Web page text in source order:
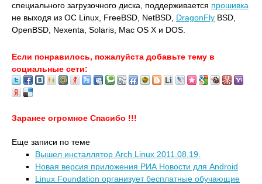
специального загрузочного диска, поддерживается прошивка
не выходя из ОС Linux, FreeBSD, NetBSD, DragonFly BSD,
OpenBSD, Nexenta, Solaris, Mac OS X и DOS.
Если понравилось, пожалуйста добавьте тему в
социальные сети:
Заранее огромное Спасибо !!!
Еще записи по теме
Вышел инсталлятор Arch Linux 2011.08.19.
Новая версия приложения РИА Новости для Android
Linux Foundation организует бесплатные обучающие